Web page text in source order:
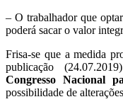
– O trabalhador que
poderá sacar o valor
Frisa-se que a medida
publicação
Congresso Nacional
possibilidade de